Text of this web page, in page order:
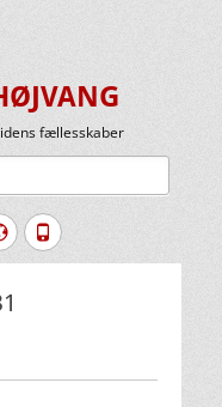
fællesskaber
Website
Tlf.